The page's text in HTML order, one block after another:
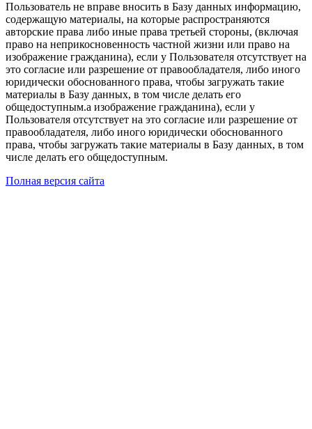
Пользователь не вправе вносить в Базу данных информацию,
содержащую материалы, на которые распространяются
авторские права либо иные права третьей стороны, (включая
право на неприкосновенность частной жизни или право на
изображение гражданина), если у Пользователя отсутствует на
это согласие или разрешение от правообладателя, либо иного
юридически обоснованного права, чтобы загружать такие
материалы в Базу данных, в том числе делать его
общедоступным.а изображение гражданина), если у
Пользователя отсутствует на это согласие или разрешение от
правообладателя, либо иного юридически обоснованного
права, чтобы загружать такие материалы в Базу данных, в том
числе делать его общедоступным.
Полная версия сайта